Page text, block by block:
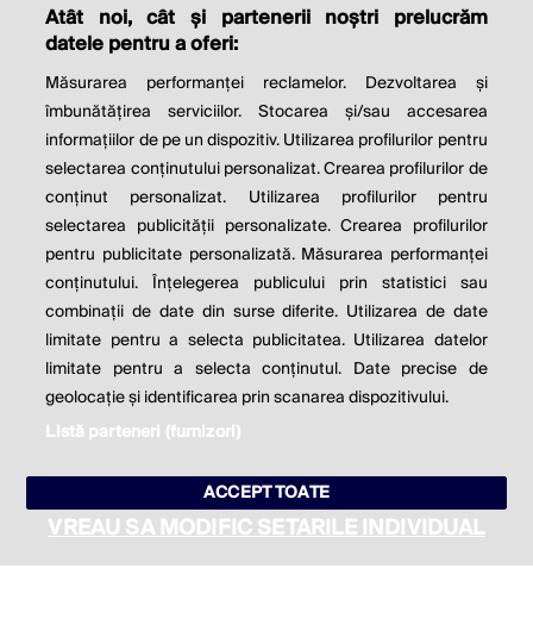
THE SOCIAL RESPONSIBILITY OF
BUSINESS IS TO INCREASE ITS
PROFITS.
Milton Friedman
© 2026 Profit.ro. Toate drepturile rezervate.
Dezvoltat de1616.ro
Contact Publicitate Despre noi
Politica de cookie Politica de
confidențialitate
este parte a
Atât noi, cât și partenerii noștri prelucrăm
datele pentru a oferi:
Măsurarea performanței reclamelor. Dezvoltarea și
îmbunătățirea serviciilor. Stocarea și/sau accesarea
informațiilor de pe un dispozitiv. Utilizarea profilurilor pentru
selectarea conținutului personalizat. Crearea profilurilor de
conținut personalizat. Utilizarea profilurilor pentru
selectarea publicității personalizate. Crearea profilurilor
pentru publicitate personalizată. Măsurarea performanței
conținutului. Înțelegerea publicului prin statistici sau
combinații de date din surse diferite. Utilizarea de date
limitate pentru a selecta publicitatea. Utilizarea datelor
limitate pentru a selecta conținutul. Date precise de
geolocație și identificarea prin scanarea dispozitivului.
Listă parteneri (furnizori)
ACCEPT TOATE
VREAU SA MODIFIC SETARILE INDIVIDUAL